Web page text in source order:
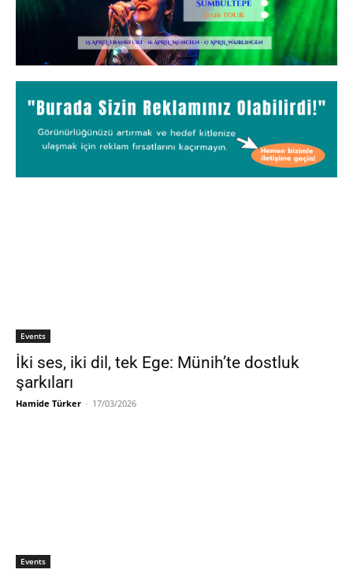
Events
İki ses, iki dil, tek Ege: Münih’te dostluk
şarkıları
Hamide Türker - 17/03/2026
Events